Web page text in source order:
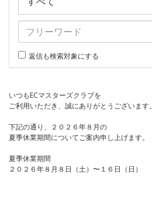
返信も検索対象にする
いつもECマスターズクラブを
ご利用いただき、誠にありがとうございます。
下記の通り、２０２６年８月の
夏季休業期間についてご案内申し上げます。
夏季休業期間
２０２６年８月８日（土）〜１６日（日）